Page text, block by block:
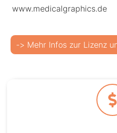
www.medicalgraphics.de
-> Mehr Infos zur Lizenz